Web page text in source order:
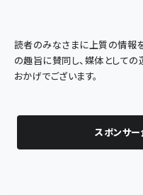
読者のみなさまに上質の情報
の趣旨に賛同し、媒体として
おかげでございます。
スポンサ